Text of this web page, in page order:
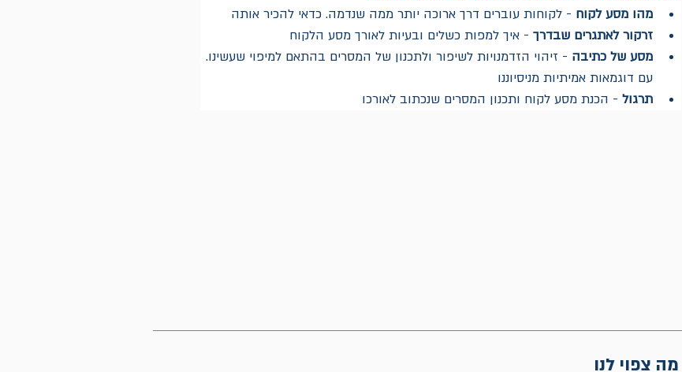
מהו מסע לקוח - לקוחות עוברים דרך ארוכה יותר ממה שנדמה. כדאי להכיר אותה
זרקור לאתגרים שבדרך - איך למפות כשלים ובעיות לאורך מסע הלקוח
מסע של כתיבה - זיהוי הזדמנויות לשיפור ולתכנון של המסרים בהתאם למיפוי שעשינו.
עם דוגמאות אמיתיות מניסיוננו
תרגול - הכנת מסע לקוח ותכנון המסרים שנכתוב לאורכו
מה צפוי לנו